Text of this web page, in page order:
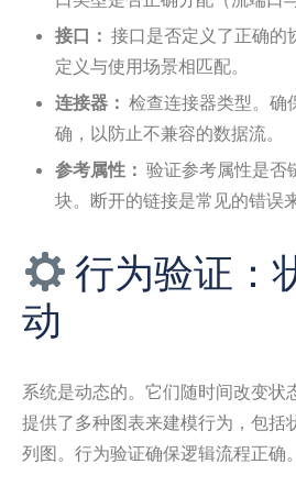
接口： 接口是否定义了正确的
定义与使用场景相匹配。
连接器： 检查连接器类型。确
确，以防止不兼容的数据流。
参考属性： 验证参考属性是否
块。断开的链接是常见的错误
行为验证：
动
系统是动态的。它们随时间改变状
提供了多种图表来建模行为，包括
列图。行为验证确保逻辑流程正确。